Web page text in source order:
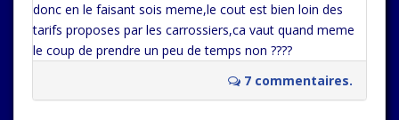
donc en le faisant sois meme,le cout est bien loin des
tarifs proposes par les carrossiers,ca vaut quand meme
le coup de prendre un peu de temps non ????
7 commentaires.